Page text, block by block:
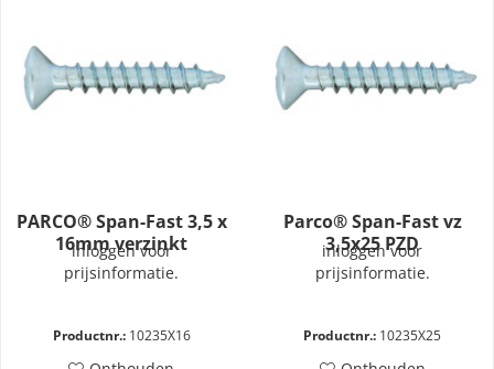
PARCO® Span-Fast 3,5 x
16mm verzinkt
inloggen voor
prijsinformatie.
Productnr.:10235X16
Parco® Span-Fast vz
3,5x25 PZD
inloggen voor
prijsinformatie.
Productnr.: 10235X25